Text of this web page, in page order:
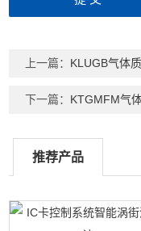
上一篇： KLUGB气体
下一篇： KTGMFM气
推荐产品